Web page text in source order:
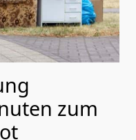
zum